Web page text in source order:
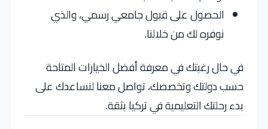
الحصول على قبول جامعي رسمي، والذي
نوفره لك من خلالنا.
في حال رغبتك في معرفة أفضل الخيارات المتاحة
حسب دولتك وتخصصك، تواصل معنا لنساعدك على
بدء رحلتك التعليمية في تركيا بثقة.